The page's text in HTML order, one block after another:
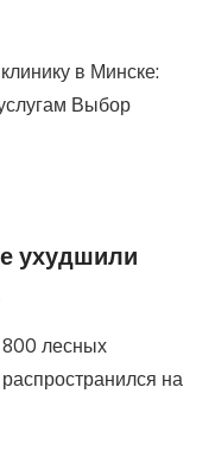
в Минске:
Выбор
ухудшили
лесных
на